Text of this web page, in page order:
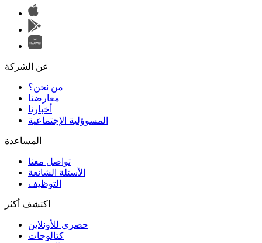
عن الشركة
من نحن؟
المسوؤلية الإجتماعية
تواصل معنا
الأسئلة الشائعة
التوظيف
اكتشف أكثر
حصري للأونلاين